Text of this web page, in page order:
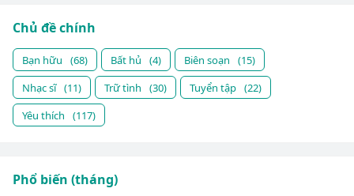
Chủ đề chính
Bạn hữu (68) Bất hủ (4) Biên soạn
(15)
Nhạc sĩ (11) Trữ tình (30) Tuyển tập (22)
Yêu thích
(117)
Phổ biến (tháng)